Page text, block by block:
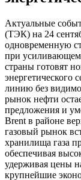
Актуальные
(ТЭК) на 24
одновременную
при
страны готовят
энергетического
линию без
рынок нефти
предложения и
Brent в районе
газовый рынок
хранилища газа
обеспечивая
удерживая цены
крупнейшие